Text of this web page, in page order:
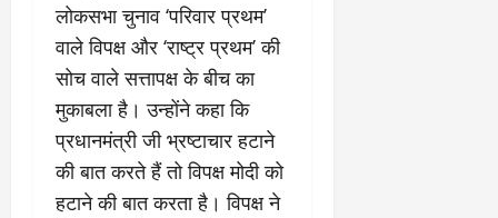
लोकसभा चुनाव ‘परिवार प्रथम’
वाले विपक्ष और ‘राष्ट्र प्रथम’ की
सोच वाले सत्तापक्ष के बीच का
मुकाबला है। उन्होंने कहा कि
प्रधानमंत्री जी भ्रष्टाचार हटाने
की बात करते हैं तो विपक्ष मोदी को
हटाने की बात करता है। विपक्ष ने